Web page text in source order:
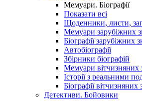
Мемуари. Біографії
Показати всі
Щоденники, листи,
Мемуари зарубіжних
Біографії зарубіжних
Автобіографії
Збірники біографій
Мемуари вітчизняних
Історії з реальними
Біографії
Детективи. Бойовики